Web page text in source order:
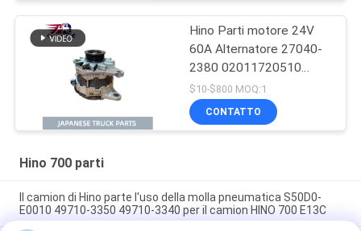
Hino Parti motore 24V
60A Alternatore 27040-
2380 02011720510
270402380 Utilizzo per
camion HINO 700
PROFIA E13C
$10-$800 MOQ:1
CONTATTO
Hino 700 parti
Il camion di Hino parte l'uso della molla pneumatica S50D0-
E0010 49710-3350 49710-3340 per il camion HINO 700 E13C